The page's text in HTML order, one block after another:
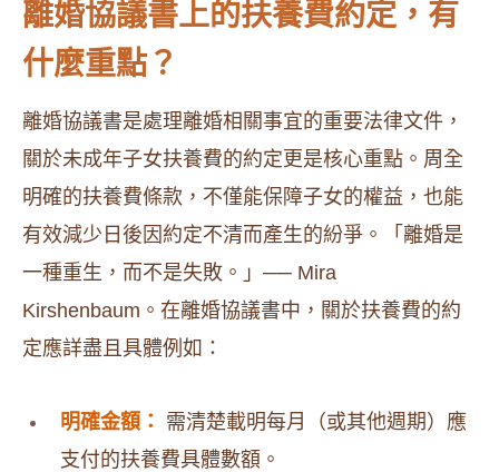
離婚協議書上的扶養費約定，有
什麼重點？
離婚協議書是處理離婚相關事宜的重要法律文件，
關於未成年子女扶養費的約定更是核心重點。周全
明確的扶養費條款，不僅能保障子女的權益，也能
有效減少日後因約定不清而產生的紛爭。「離婚是
一種重生，而不是失敗。」── Mira
Kirshenbaum。在離婚協議書中，關於扶養費的約
定應詳盡且具體例如：
明確金額：
需清楚載明每月（或其他週期）應
支付的扶養費具體數額。